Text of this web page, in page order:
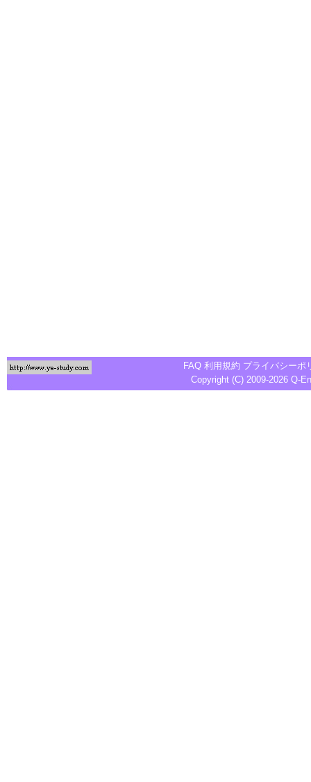
FAQ 利用規約 プライバシーポ
Copyright (C) 2009-2026 Q-